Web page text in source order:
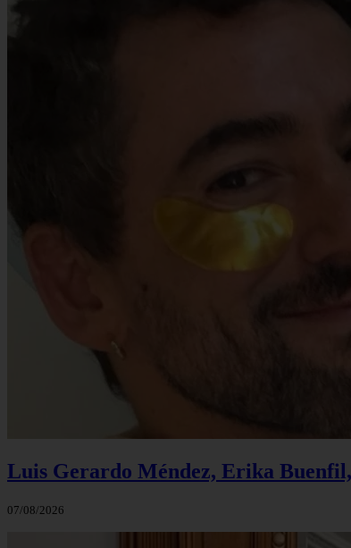
Luis Gerardo Méndez, Erika
07/08/2026